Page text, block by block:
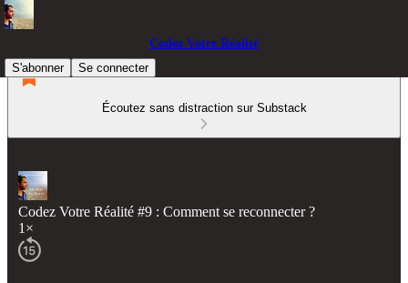
Codez Votre Réalité
S'abonner
Se connecter
Écoutez sans distraction sur Substack
Codez Votre Réalité #9 : Comment se reconnecter ?
1×